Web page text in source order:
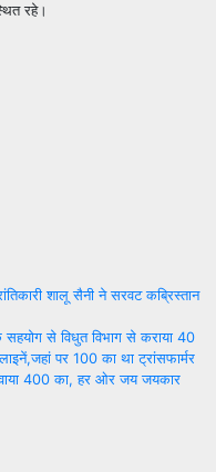
रहे।
शालू सैनी ने सरवट कब्रिस्तान
सहयोग से विधुत विभाग से कराया 40
पर 100 का था ट्रांसफार्मर
400 का, हर ओर जय जयकार